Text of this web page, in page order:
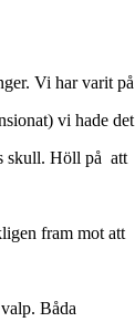
Vi har varit på
vi hade det
skull. Höll på att
fram mot att
Båda